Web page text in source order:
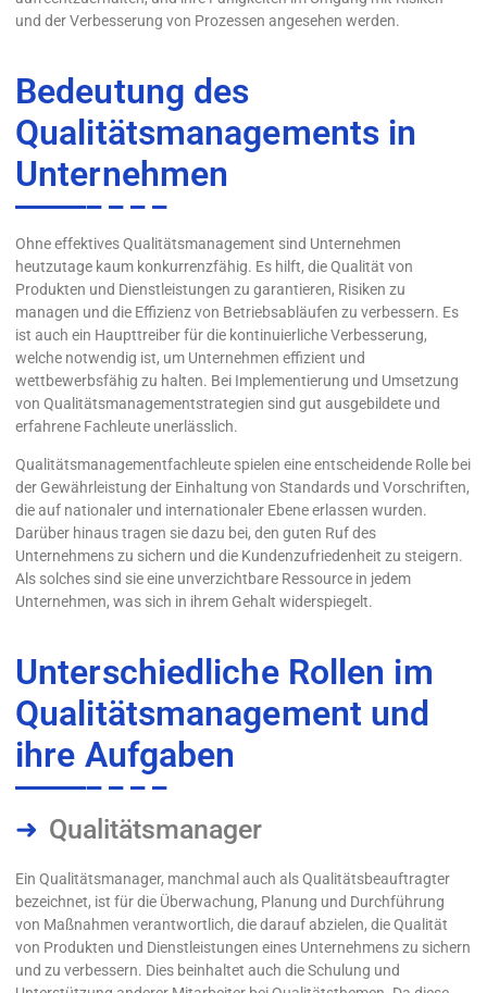
und der Verbesserung von Prozessen angesehen werden.
Bedeutung des
Qualitätsmanagements in
Unternehmen
Ohne effektives Qualitätsmanagement sind Unternehmen
heutzutage kaum konkurrenzfähig. Es hilft, die Qualität von
Produkten und Dienstleistungen zu garantieren, Risiken zu
managen und die Effizienz von Betriebsabläufen zu verbessern. Es
ist auch ein Haupttreiber für die kontinuierliche Verbesserung,
welche notwendig ist, um Unternehmen effizient und
wettbewerbsfähig zu halten. Bei Implementierung und Umsetzung
von Qualitätsmanagementstrategien sind gut ausgebildete und
erfahrene Fachleute unerlässlich.
Qualitätsmanagementfachleute spielen eine entscheidende Rolle bei
der Gewährleistung der Einhaltung von Standards und Vorschriften,
die auf nationaler und internationaler Ebene erlassen wurden.
Darüber hinaus tragen sie dazu bei, den guten Ruf des
Unternehmens zu sichern und die Kundenzufriedenheit zu steigern.
Als solches sind sie eine unverzichtbare Ressource in jedem
Unternehmen, was sich in ihrem Gehalt widerspiegelt.
Unterschiedliche Rollen im
Qualitätsmanagement und
ihre Aufgaben
Qualitätsmanager
Ein Qualitätsmanager, manchmal auch als Qualitätsbeauftragter
bezeichnet, ist für die Überwachung, Planung und Durchführung
von Maßnahmen verantwortlich, die darauf abzielen, die Qualität
von Produkten und Dienstleistungen eines Unternehmens zu sichern
und zu verbessern. Dies beinhaltet auch die Schulung und